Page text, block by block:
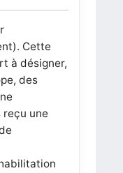
Cette
à désigner,
des
une